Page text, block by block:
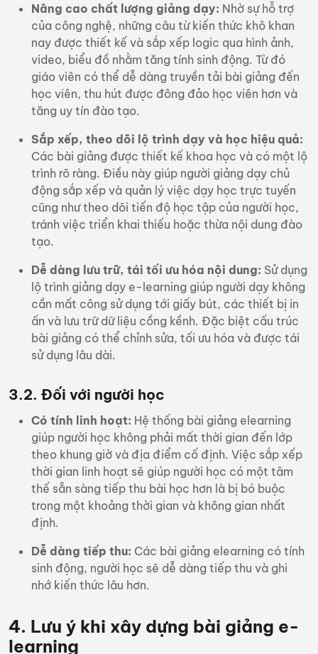
Nâng cao chất lượng giảng dạy: Nhờ sự hỗ trợ
của công nghệ, những câu từ kiến thức khô khan
nay được thiết kế và sắp xếp logic qua hình ảnh,
video, biểu đồ nhằm tăng tính sinh động. Từ đó
giáo viên có thể dễ dàng truyền tải bài giảng đến
học viên, thu hút được đông đảo học viên hơn và
tăng uy tín đào tạo.
Sắp xếp, theo dõi lộ trình dạy và học hiệu quả:
Các bài giảng được thiết kế khoa học và có một lộ
trình rõ ràng. Điều này giúp người giảng dạy chủ
động sắp xếp và quản lý việc dạy học trực tuyến
cũng như theo dõi tiến độ học tập của người học,
tránh việc triển khai thiếu hoặc thừa nội dung đào
tạo.
Dễ dàng lưu trữ, tái tối ưu hóa nội dung: Sử dụng
lộ trình giảng dạy e-learning giúp người dạy không
cần mất công sử dụng tới giấy bút, các thiết bị in
ấn và lưu trữ dữ liệu cồng kềnh. Đặc biệt cấu trúc
bài giảng có thể chỉnh sửa, tối ưu hóa và được tái
sử dụng lâu dài.
3.2. Đối với người học
Có tính linh hoạt: Hệ thống bài giảng elearning
giúp người học không phải mất thời gian đến lớp
theo khung giờ và địa điểm cố định. Việc sắp xếp
thời gian linh hoạt sẽ giúp người học có một tâm
thế sẵn sàng tiếp thu bài học hơn là bị bó buộc
trong một khoảng thời gian và không gian nhất
định.
Dễ dàng tiếp thu: Các bài giảng elearning có tính
sinh động, người học sẽ dễ dàng tiếp thu và ghi
nhớ kiến thức lâu hơn.
4. Lưu ý khi xây dựng bài giảng e-
learning